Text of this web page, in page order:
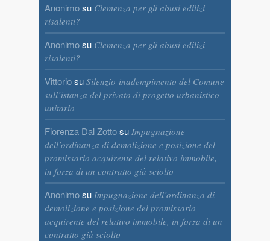
Anonimosu Clemenza per gli abusi edilizi
risalenti?
Anonimosu Clemenza per gli abusi edilizi
risalenti?
Vittoriosu Silenzio-inadempimento del Comune
sull’istanza del privato di progetto urbanistico
unitario
Fiorenza Dal Zottosu Impugnazione
dell’ordinanza di demolizione e posizione del
promissario acquirente del relativo immobile,
in forza di un contratto già sciolto
Anonimosu Impugnazione dell’ordinanza di
demolizione e posizione del promissario
acquirente del relativo immobile, in forza di un
contratto già sciolto